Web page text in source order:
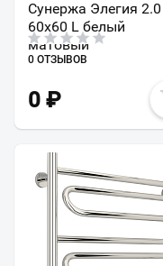
Сунержа Элегия 2.0
60х60 L белый
матовый
0 ОТЗЫВОВ
0 ₽